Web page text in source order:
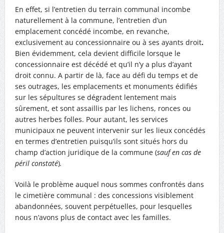
En effet, si l’entretien du terrain communal incombe
naturellement à la commune, l’entretien d’un
emplacement concédé incombe, en revanche,
exclusivement au concessionnaire ou à ses ayants droit.
Bien évidemment, cela devient difficile lorsque le
concessionnaire est décédé et qu’il n’y a plus d’ayant
droit connu. A partir de là, face au défi du temps et de
ses outrages, les emplacements et monuments édifiés
sur les sépultures se dégradent lentement mais
sûrement, et sont assaillis par les lichens, ronces ou
autres herbes folles. Pour autant, les services
municipaux ne peuvent intervenir sur les lieux concédés
en termes d’entretien puisqu’ils sont situés hors du
champ d’action juridique de la commune (sauf en cas de
péril constaté).
Voilà le problème auquel nous sommes confrontés dans
le cimetière communal : des concessions visiblement
abandonnées, souvent perpétuelles, pour lesquelles
nous n’avons plus de contact avec les familles.